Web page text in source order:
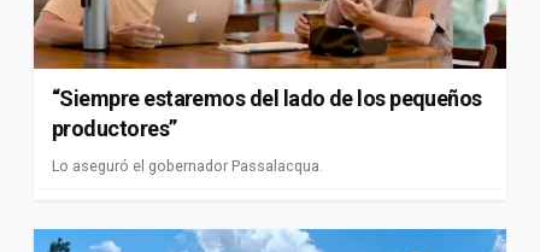
“Siempre estaremos del lado de los pequeños
productores”
Lo aseguró el gobernador Passalacqua.